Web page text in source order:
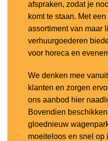
afspraken, zodat je
komt te staan. Met
assortiment van maar
verhuurgoederen
voor horeca en
We denken mee
klanten en zorgen
ons aanbod hier
Bovendien
gloednieuw
moeiteloos en snel op